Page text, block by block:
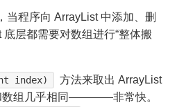
当程序向 ArrayList 中添加、删
层都需要对数组进行“整体搬
index)
方法来取出 ArrayList
数组几乎相同————非常快。